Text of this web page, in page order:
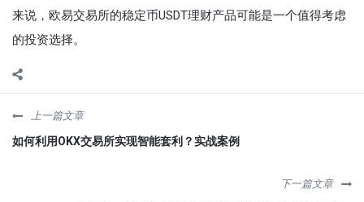
来说，欧易交易所的稳定币USDT理财产品可能是一个值得考虑
的投资选择。
上一篇文章
如何利用OKX交易所实现智能套利？实战案例
下一篇文章